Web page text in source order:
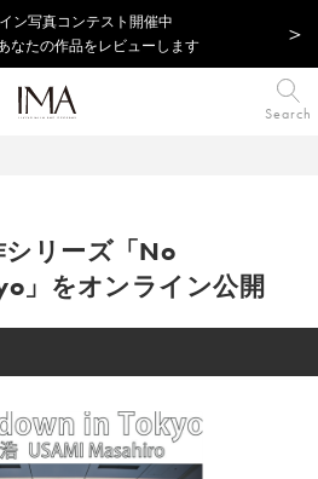
ン写真コンテスト開催中
なたの作品をレビューします
Search
リーズ「No
」をオンライン公開